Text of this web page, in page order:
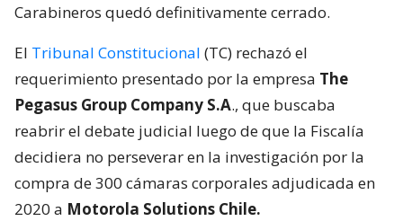
Carabineros quedó definitivamente cerrado.
El Tribunal Constitucional (TC) rechazó el
requerimiento presentado por la empresa The
Pegasus Group Company S.A., que buscaba
reabrir el debate judicial luego de que la Fiscalía
decidiera no perseverar en la investigación por la
compra de 300 cámaras corporales adjudicada en
2020 a Motorola Solutions Chile.